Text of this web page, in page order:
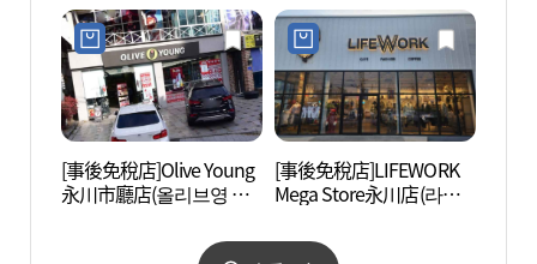
[事後免稅店]Olive Young
永川市廳店(올리브영 영
[事後免稅店]LIFEWORK
Mega Store永川店(라이
점)